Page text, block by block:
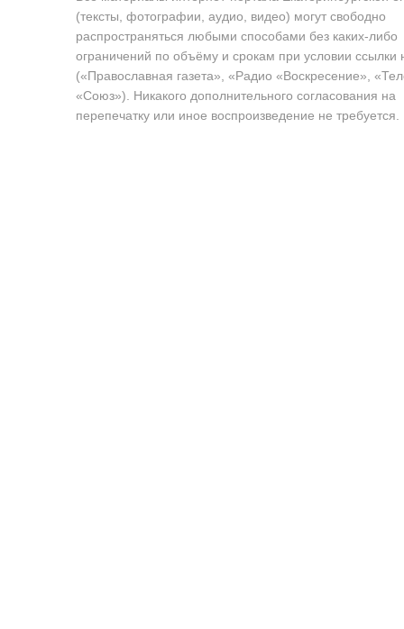
(тексты, фотографии, аудио, видео) могут свободно
распространяться любыми способами без каких-либо
ограничений по объёму и срокам при условии ссылки
(«Православная газета», «Радио «Воскресение»,
«Союз»). Никакого дополнительного согласования на
перепечатку или иное воспроизведение не требуется.